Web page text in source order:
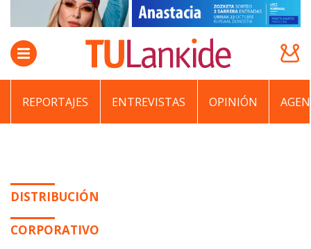
REPORTAJES ENTREVISTAS OPINIÓN
DISTRIBUCIÓN
CORPORATIVO